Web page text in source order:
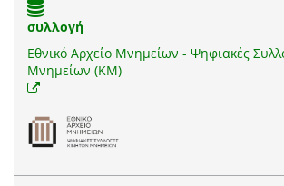
συλλογή
Εθνικό Αρχείο Μνημείων - Ψηφιακές
Μνημείων (ΚΜ)